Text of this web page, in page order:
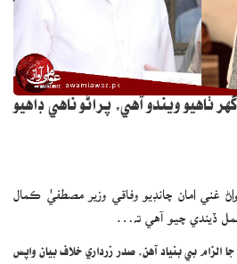
ٺاهيو ويندو آهي، پراڻو ناهي ڊاهيو
غني امان چانڊيو وفاقي وزير مصطفيٰ ڪمال
ڏيندي چيو آهي ته…
جا الزام بي بنياد آهن، صدر زرداري خلاف بيان واپس